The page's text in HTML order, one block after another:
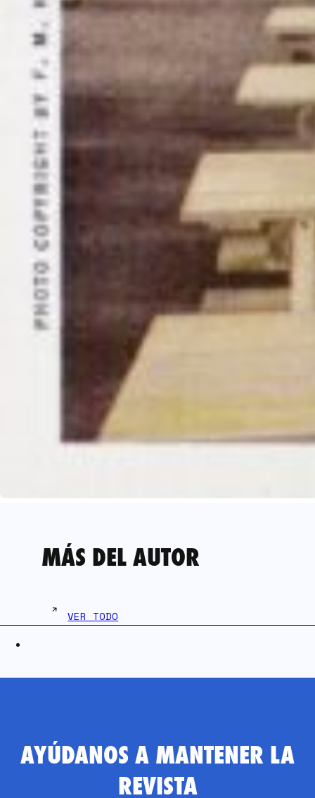
MÁS DEL AUTOR
VER TODO
AYÚDANOS A MANTENER LA
REVISTA